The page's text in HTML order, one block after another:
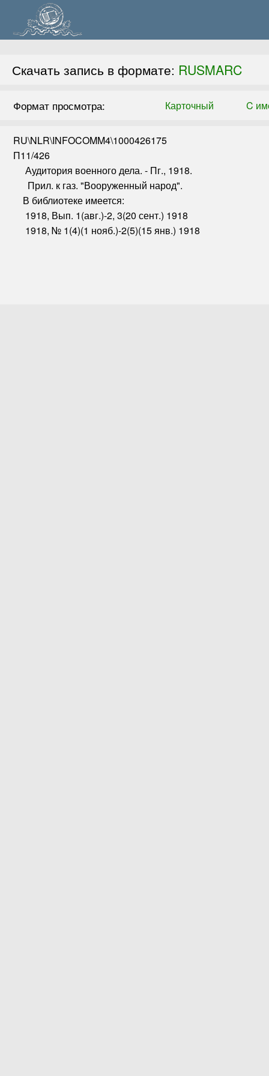
Скачать запись в формате: RUSMARC
Формат просмотра: Карточный C
RU\NLR\INFOCOMM4\1000426175
П11/426
Аудитория военного дела. - Пг., 1918.
Прил. к газ. "Вооруженный народ".
В библиотеке имеется:
1918, Вып. 1(авг.)-2, 3(20 сент.) 1918
1918, № 1(4)(1 нояб.)-2(5)(15 янв.) 1918